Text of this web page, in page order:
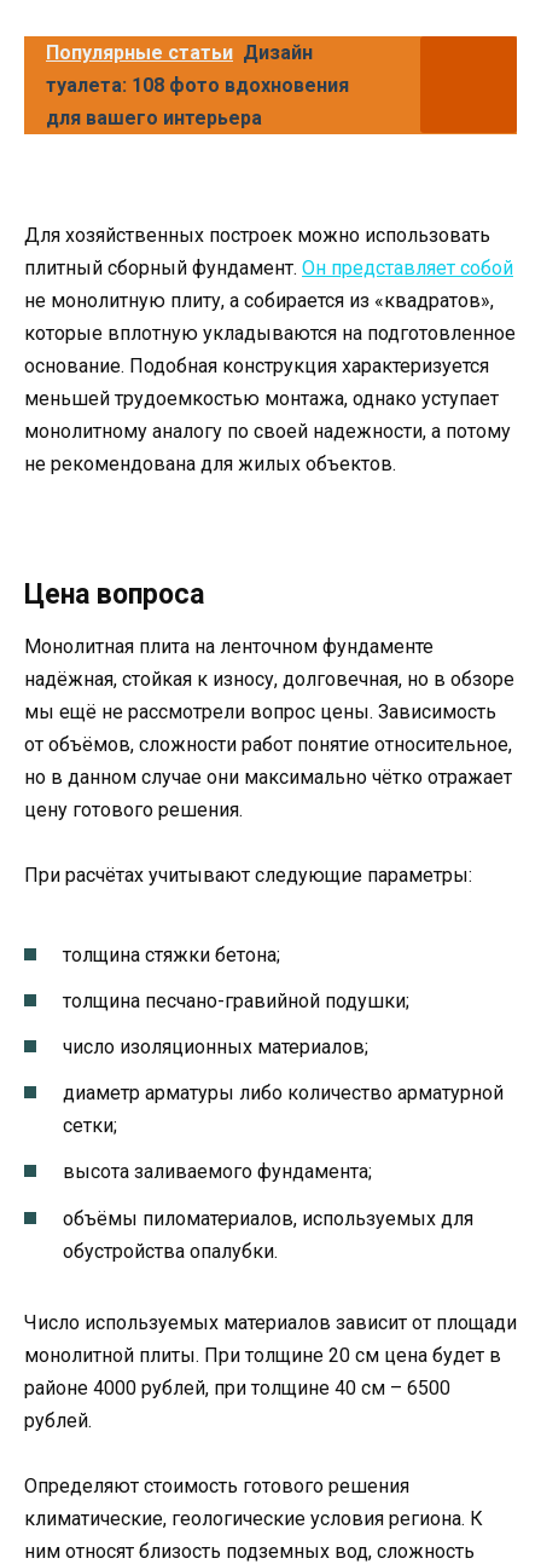
Популярные статьи Дизайн
туалета: 108 фото вдохновения
для вашего интерьера
Для хозяйственных построек можно использовать
плитный сборный фундамент. Он представляет собой
не монолитную плиту, а собирается из «квадратов»,
которые вплотную укладываются на подготовленное
основание. Подобная конструкция характеризуется
меньшей трудоемкостью монтажа, однако уступает
монолитному аналогу по своей надежности, а потому
не рекомендована для жилых объектов.
Цена вопроса
Монолитная плита на ленточном фундаменте
надёжная, стойкая к износу, долговечная, но в обзоре
мы ещё не рассмотрели вопрос цены. Зависимость
от объёмов, сложности работ понятие относительное,
но в данном случае они максимально чётко отражает
цену готового решения.
При расчётах учитывают следующие параметры:
толщина стяжки бетона;
толщина песчано-гравийной подушки;
число изоляционных материалов;
диаметр арматуры либо количество арматурной
сетки;
высота заливаемого фундамента;
объёмы пиломатериалов, используемых для
обустройства опалубки.
Число используемых материалов зависит от площади
монолитной плиты. При толщине 20 см цена будет в
районе 4000 рублей, при толщине 40 см – 6500
рублей.
Определяют стоимость готового решения
климатические, геологические условия региона. К
ним относят близость подземных вод, сложность